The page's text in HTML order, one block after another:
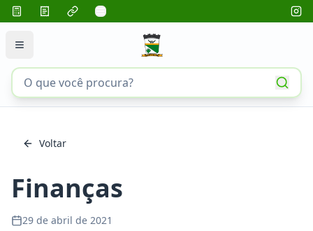
Voltar
Finanças
29 de abril de 2021